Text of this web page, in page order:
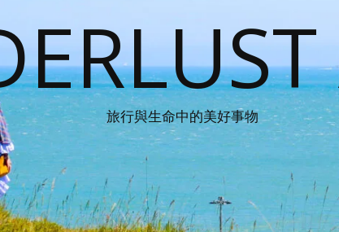
旅行與生命中的美好事物